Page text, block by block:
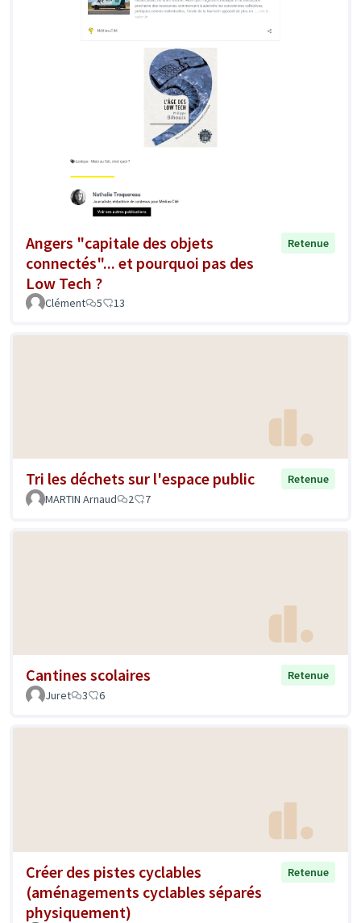
Angers "capitale des objets
connectés"... et pourquoi pas des
Low Tech ?
Retenue
Clément 5 13
Tri les déchets sur l'espace public
Retenue
MARTIN Arnaud
2 7
Cantines scolaires
Retenue
Juret
3 6
Créer des pistes cyclables
(aménagements cyclables séparés
physiquement)
Retenue